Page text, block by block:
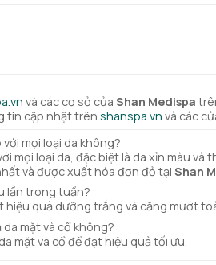
và các cơ sở của Shan Medispa
tin cập nhật trên shanspa.vn và các
mọi loại da không?
mọi loại da, đặc biệt là da xỉn màu và
và được xuất hóa đơn đỏ tại Shan
lần trong tuần?
hiệu quả dưỡng trắng và căng mướt
mặt và cổ không?
mặt và cổ để đạt hiệu quả tối ưu.